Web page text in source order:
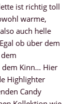
ist richtig toll
warme,
auch helle
ob über dem
dem Kinn… Hier
Highlighter
Candy